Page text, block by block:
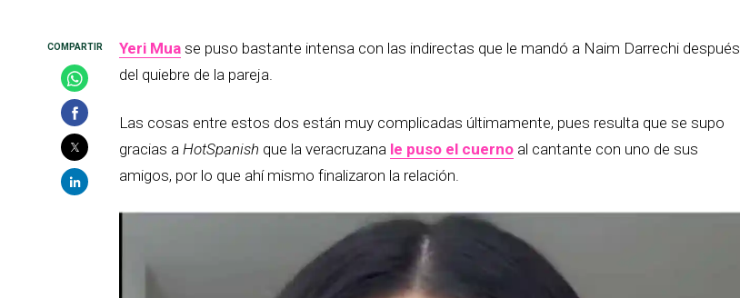
Yeri Mua se puso bastante intensa con las indirectas que le mandó a Naim Darrechi después
del quiebre de la pareja.
Las cosas entre estos dos están muy complicadas últimamente, pues resulta que se supo
gracias a HotSpanish que la veracruzana le puso el cuerno al cantante con uno de sus
amigos, por lo que ahí mismo finalizaron la relación.